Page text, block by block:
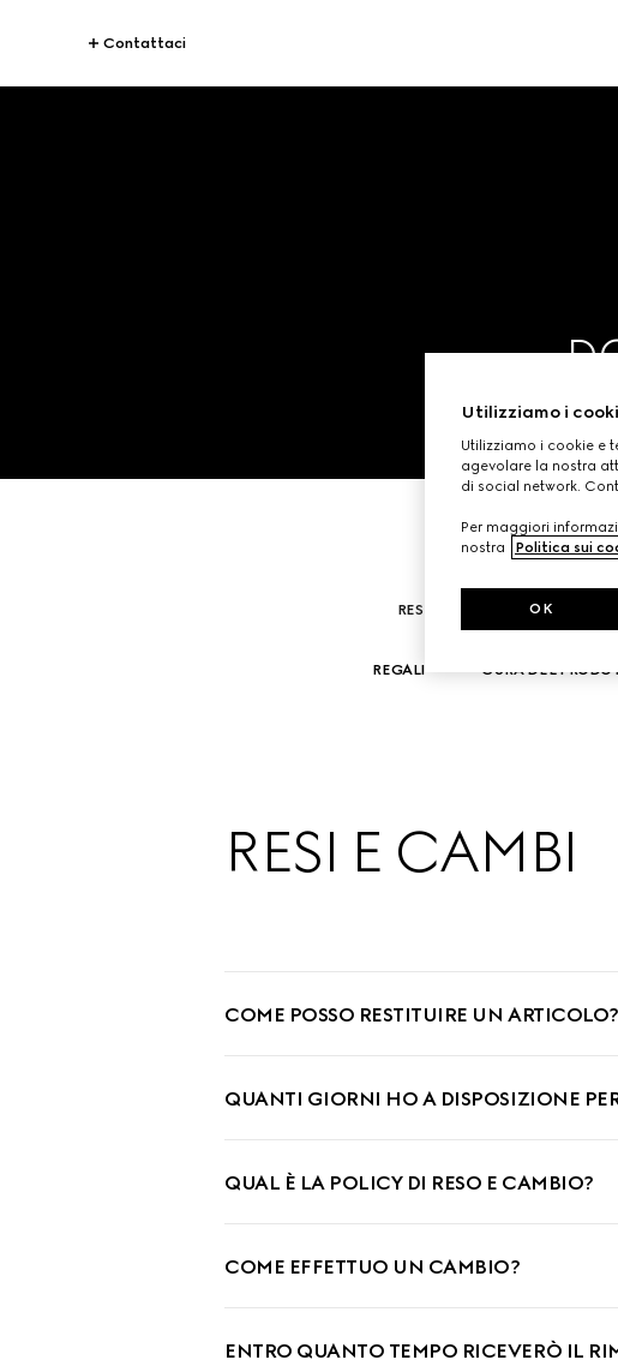
Contattaci
RESI E CAMBI
REGALI CURA DEL
RESI E CAMBI
COME POSSO RESTITUIRE UN ARTICOLO?
QUANTI GIORNI HO A DISPOSIZIONE
QUAL È LA POLICY DI RESO E CAMBIO?
COME EFFETTUO UN CAMBIO?
ENTRO QUANTO TEMPO RICEVERÒ IL
Utilizziamo i
Utilizziamo i cookie e
agevolare la nostra
di social network.
Per maggiori
nostra
Politica sui
OK